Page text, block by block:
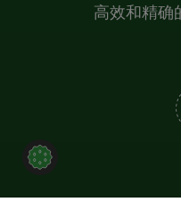
高效和精确